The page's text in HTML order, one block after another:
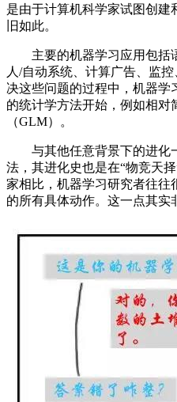
是由于计算机科学家试图创建
旧如此。
主要的机器学习应用包括
人/自动系统、计算广告、监
决这些问题的过程中，机器
的统计学方法开始，例如相对
（GLM）。
与其他任意背景下的进化
法，其进化史也是在“物竞天
家相比，机器学习研究者往往
的所有具体动作。这一点其实